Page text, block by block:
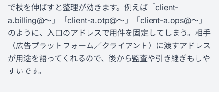
で枝を伸ばすと整理が効きます。例えば「client-
a.billing@〜」「client-a.otp@〜」「client-a.ops@〜」
のように、入口のアドレスで用件を固定してしまう。相手
（広告プラットフォーム／クライアント）に渡すアドレス
が用途を語ってくれるので、後から監査や引き継ぎもしや
すいです。